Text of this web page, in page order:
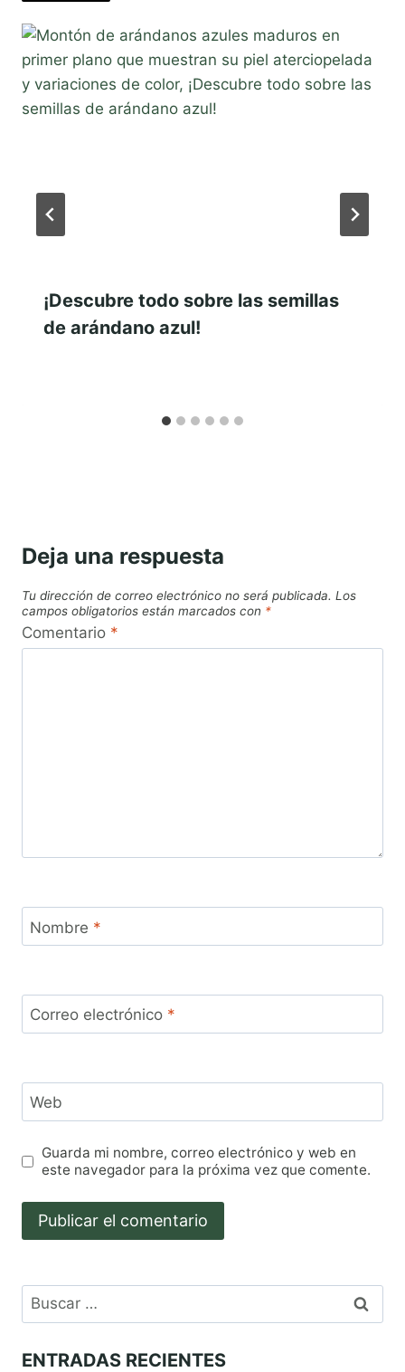
¡Descubre todo sobre las semillas
de arándano azul!
Deja una respuesta
Tu dirección de correo electrónico no será publicada. Los
campos obligatorios están marcados con *
Comentario *
Nombre *
Correo electrónico *
Web
Guarda mi nombre, correo electrónico y web en
este navegador para la próxima vez que comente.
Buscar:
ENTRADAS RECIENTES